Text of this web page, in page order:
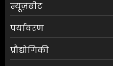
न्यूज़बीट
पर्यावरण
प्रौद्योगिकी